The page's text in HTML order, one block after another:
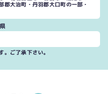
郡大治町・丹羽郡大口町の一部・
ご了承下さい。